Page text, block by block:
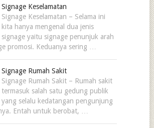
Signage Keselamatan
Signage Keselamatan – Selama ini
kita hanya mengenal dua jenis
signage yaitu signage penunjuk arah
promosi. Keduanya sering …
Signage Rumah Sakit
Signage Rumah Sakit – Rumah sakit
termasuk salah satu gedung publik
yang selalu kedatangan pengunjung
Entah untuk berobat, …